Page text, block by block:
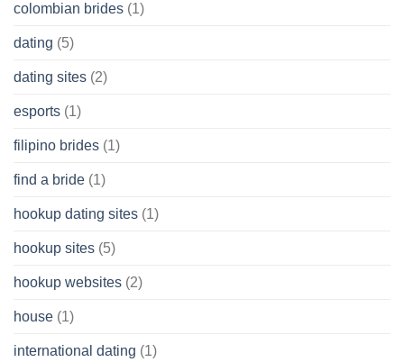
colombian brides (1)
dating (5)
dating sites (2)
esports (1)
filipino brides (1)
find a bride (1)
hookup dating sites (1)
hookup sites (5)
hookup websites (2)
house (1)
international dating (1)